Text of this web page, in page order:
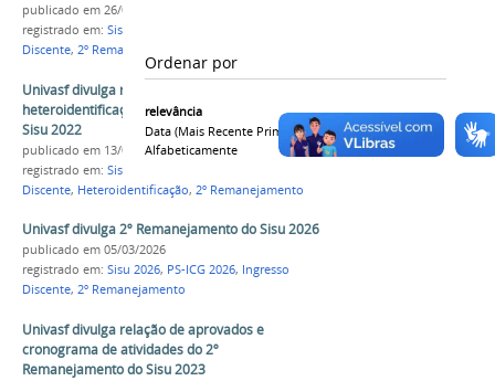
Ordenar por
relevância
Data (mais Recente Primeiro)
Alfabeticamente
publicado em 26/08/2022
registrado em: Sisu 2022
Discente, 2º Remanejamento
Univasf divulga resultado parcial da
heteroidentificação do 2º Remanejamento do
Sisu 2022
publicado em 13/09/2022
registrado em: Sisu 2022
Discente, Heteroidentificação, 2º Remanejamento
Univasf divulga 2º Remanejamento do Sisu 2026
publicado em 05/03/2026
registrado em: Sisu 2026, PS-ICG 2026, Ingresso
Discente, 2º Remanejamento
Univasf divulga relação de aprovados e
cronograma de atividades do 2º
Remanejamento do Sisu 2023